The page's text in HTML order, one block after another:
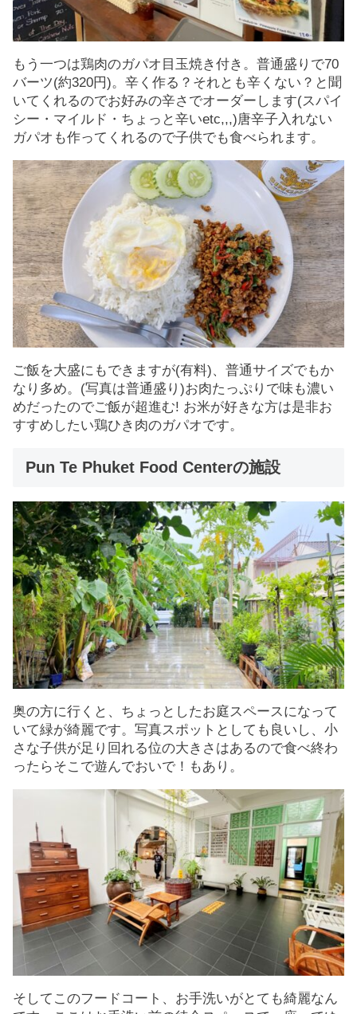
もう一つは鶏肉のガパオ目玉焼き付き。普通盛りで70
バーツ(約320円)。辛く作る？それとも辛くない？と聞
いてくれるのでお好みの辛さでオーダーします(スパイ
シー・マイルド・ちょっと辛いetc,,,)唐辛子入れない
ガパオも作ってくれるので子供でも食べられます。
ご飯を大盛にもできますが(有料)、普通サイズでもか
なり多め。(写真は普通盛り)お肉たっぷりで味も濃い
めだったのでご飯が超進む! お米が好きな方は是非お
すすめしたい鶏ひき肉のガパオです。
Pun Te Phuket Food Centerの施設
奥の方に行くと、ちょっとしたお庭スペースになって
いて緑が綺麗です。写真スポットとしても良いし、小
さな子供が足り回れる位の大きさはあるので食べ終わ
ったらそこで遊んでおいで！もあり。
そしてこのフードコート、お手洗いがとても綺麗なん